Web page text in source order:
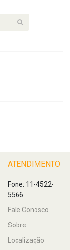
ATENDIMENTO
Fone: 11-4522-
5566
Fale Conosco
Sobre
Localização